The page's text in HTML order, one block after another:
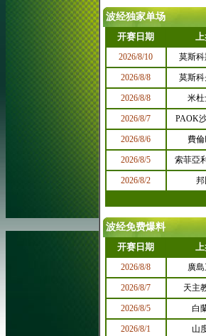
波经独家单场
波经免费爆料